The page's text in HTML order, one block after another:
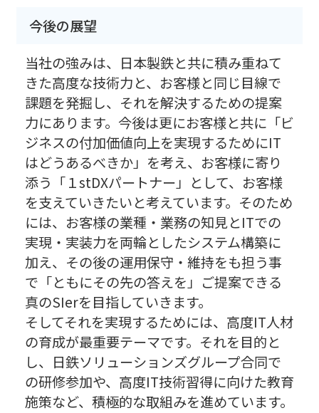
今後の展望
当社の強みは、日本製鉄と共に積み重ねて
きた高度な技術力と、お客様と同じ目線で
課題を発掘し、それを解決するための提案
力にあります。今後は更にお客様と共に「ビ
ジネスの付加価値向上を実現するためにIT
はどうあるべきか」を考え、お客様に寄り
添う「１stDXパートナー」として、お客様
を支えていきたいと考えています。そのため
には、お客様の業種・業務の知見とITでの
実現・実装力を両輪としたシステム構築に
加え、その後の運用保守・維持をも担う事
で「ともにその先の答えを」ご提案できる
真のSIerを目指していきます。
そしてそれを実現するためには、高度IT人材
の育成が最重要テーマです。それを目的と
し、日鉄ソリューションズグループ合同で
の研修参加や、高度IT技術習得に向けた教育
施策など、積極的な取組みを進めています。